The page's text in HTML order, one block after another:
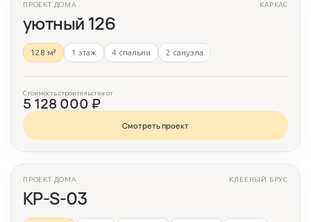
3 фото
ПРОЕКТ ДОМА КАРКАС
уютный 126
128 м² 1 этаж 4 спальни 2 санузла
Стоимость строительства от
5 128 000 ₽
Смотреть проект
3 фото
ПРОЕКТ ДОМА КЛЕЕНЫЙ БРУС
КР-S-03